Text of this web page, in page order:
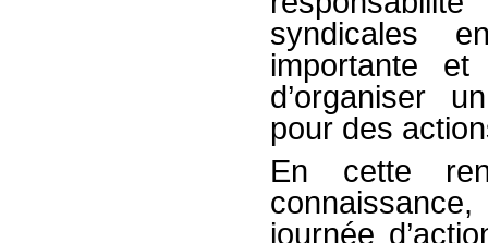
syndicales
importante
d’organiser
pour des
En cette
journée